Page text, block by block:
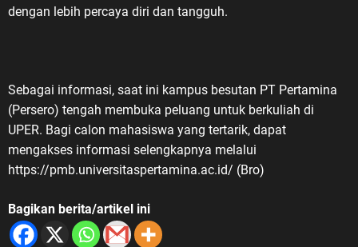
dengan lebih percaya diri dan tangguh.
Sebagai informasi, saat ini kampus besutan PT Pertamina
(Persero) tengah membuka peluang untuk berkuliah di
UPER. Bagi calon mahasiswa yang tertarik, dapat
mengakses informasi selengkapnya melalui
https://pmb.universitaspertamina.ac.id/ (Bro)
Bagikan berita/artikel ini